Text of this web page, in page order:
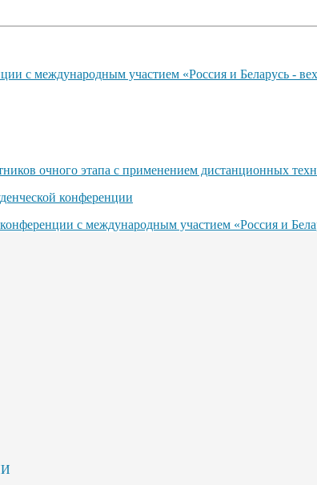
с международным участием «Россия и Беларусь -
очного этапа с применением дистанционных
конференции
с международным участием «Россия и